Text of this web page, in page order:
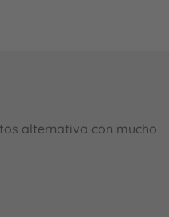
alternativa con mucho